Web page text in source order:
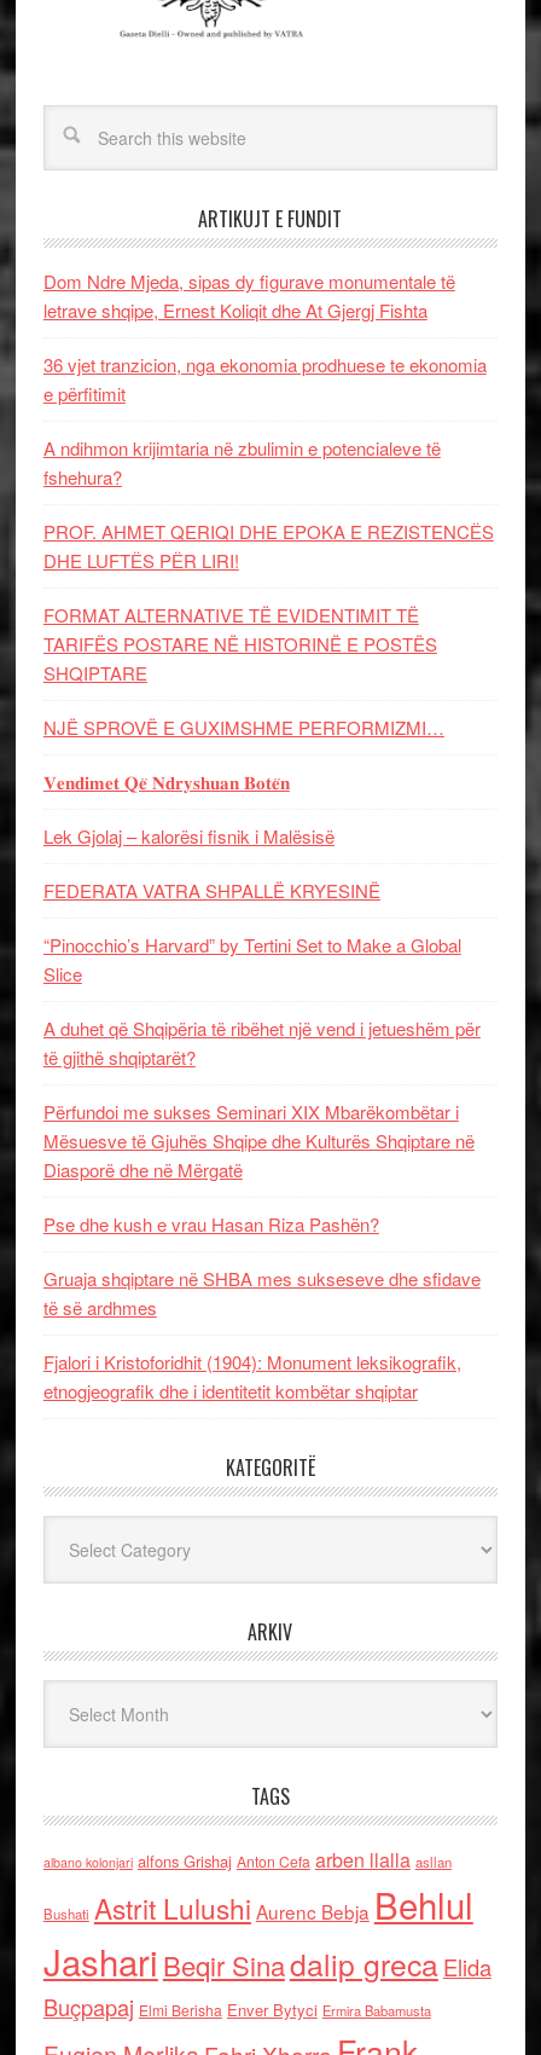
ARTIKUJT E FUNDIT
Dom Ndre Mjeda, sipas dy figurave monumentale të
letrave shqipe, Ernest Koliqit dhe At Gjergj Fishta
36 vjet tranzicion, nga ekonomia prodhuese te ekonomia
e përfitimit
A ndihmon krijimtaria në zbulimin e potencialeve të
fshehura?
PROF. AHMET QERIQI DHE EPOKA E REZISTENCЁS
DHE LUFTЁS PЁR LIRI!
FORMAT ALTERNATIVE TË EVIDENTIMIT TË
TARIFËS POSTARE NË HISTORINË E POSTËS
SHQIPTARE
NJË SPROVË E GUXIMSHME PERFORMIZMI…
𝐕𝐞𝐧𝐝𝐢𝐦𝐞𝐭 𝐐𝐞̈ 𝐍𝐝𝐫𝐲𝐬𝐡𝐮𝐚𝐧 𝐁𝐨𝐭𝐞̈𝐧
Lek Gjolaj – kalorësi fisnik i Malësisë
FEDERATA VATRA SHPALLË KRYESINË
“Pinocchio’s Harvard” by Tertini Set to Make a Global
Slice
A duhet që Shqipëria të ribëhet një vend i jetueshëm për
të gjithë shqiptarët?
Përfundoi me sukses Seminari XIX Mbarëkombëtar i
Mësuesve të Gjuhës Shqipe dhe Kulturës Shqiptare në
Diasporë dhe në Mërgatë
Pse dhe kush e vrau Hasan Riza Pashën?
Gruaja shqiptare në SHBA mes sukseseve dhe sfidave
të së ardhmes
Fjalori i Kristoforidhit (1904): Monument leksikografik,
etnogjeografik dhe i identitetit kombëtar shqiptar
KATEGORITË
ARKIV
TAGS
albano kolonjari alfons Grishaj Anton Cefa arben llalla asllan
Bushati Astrit Lulushi Aurenc Bebja Behlul
Jashari Beqir Sinadalip grecaElida
Buçpapaj Elmi Berisha Enver Bytyci Ermira Babamusta